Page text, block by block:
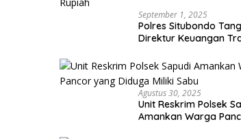
September 1, 2025
Polres Situbondo
Direktur Keuangan
Capai Miliaran Rupiah
Agustus 30, 2025
Unit Reskrim Polsek
Amankan Warga